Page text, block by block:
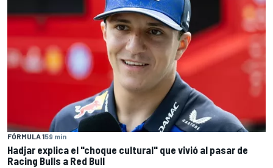
FÓRMULA 159 min
Hadjar explica el "choque cultural" que vivió al pasar de
Racing Bulls a Red Bull